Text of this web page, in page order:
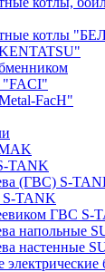
котлы
"FACI"
FacH"
TANK
(ГВС) S-
S-TANK
ГВС S-
напольные
настенные